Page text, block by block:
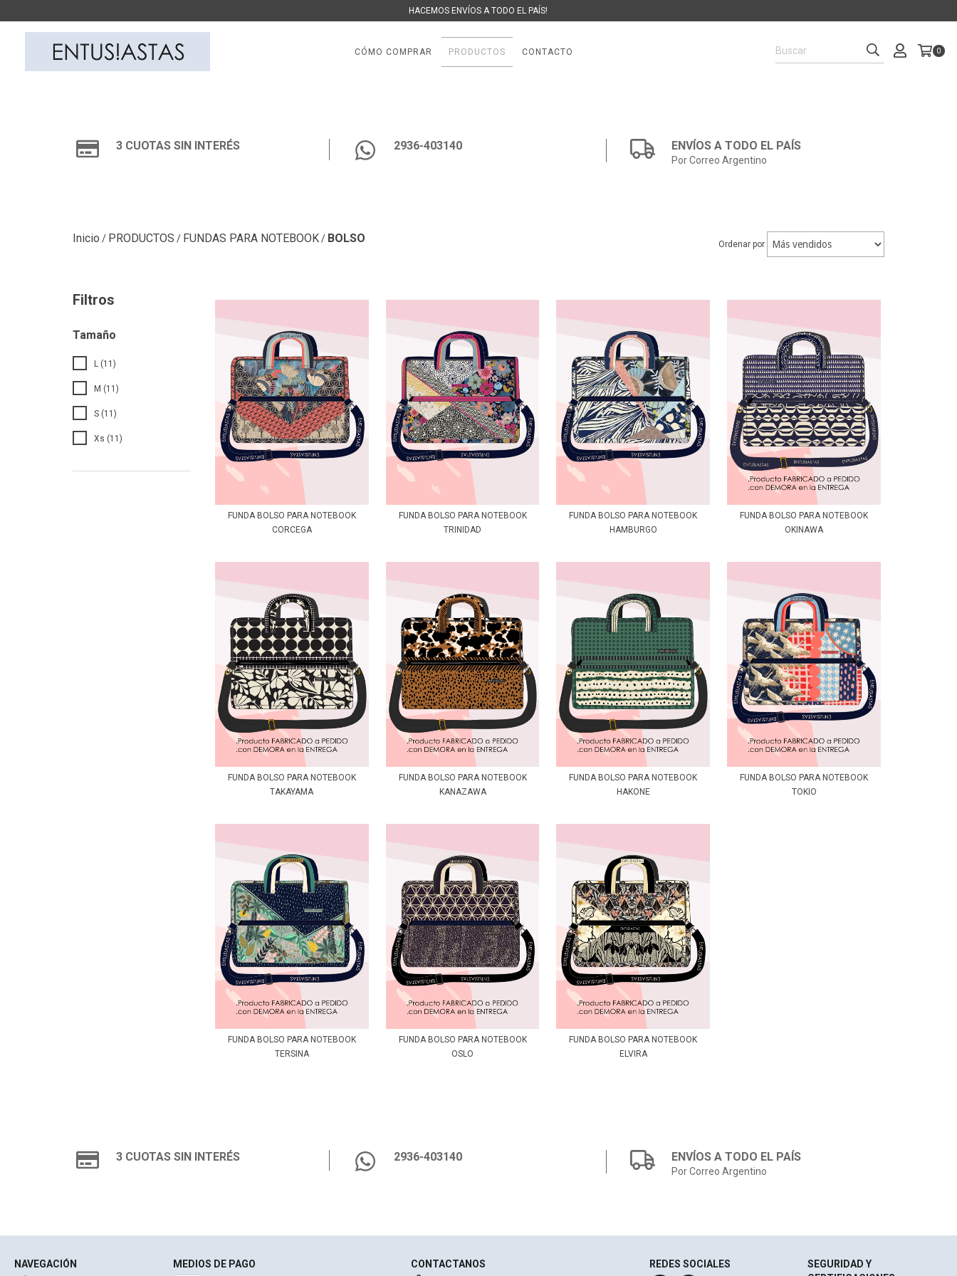
HACEMOS ENVÍOS A TODO EL PAÍS!
CÓMO COMPRAR PRODUCTOS CONTACTO 0
3 CUOTAS SIN INTERÉS 2936-403140 ENVÍOS A TODO EL PAÍS
Por Correo Argentino
Inicio / PRODUCTOS / FUNDAS PARA NOTEBOOK/ BOLSO Ordenar por
Filtros
Tamaño
L (11)
M (11)
S (11)
Xs (11)
FUNDA BOLSO PARA NOTEBOOK
CORCEGA
FUNDA BOLSO PARA NOTEBOOK
TRINIDAD
FUNDA BOLSO PARA NOTEBOOK
HAMBURGO
FUNDA BOLSO PARA NOTEBOOK
OKINAWA
FUNDA BOLSO PARA NOTEBOOK
TAKAYAMA
FUNDA BOLSO PARA NOTEBOOK
KANAZAWA
FUNDA BOLSO PARA NOTEBOOK
HAKONE
FUNDA BOLSO PARA NOTEBOOK
TOKIO
FUNDA BOLSO PARA NOTEBOOK
TERSINA
FUNDA BOLSO PARA NOTEBOOK
OSLO
FUNDA BOLSO PARA NOTEBOOK
ELVIRA
3 CUOTAS SIN INTERÉS 2936-403140 ENVÍOS A TODO EL PAÍS
Por Correo Argentino
NAVEGACIÓN
MEDIOS DE PAGO
CONTACTANOS
REDES SOCIALES
SEGURIDAD Y